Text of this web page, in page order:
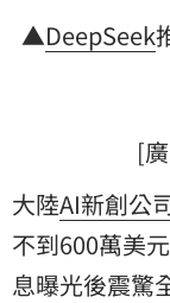
▲DeepSeek
[
大陸AI新創公
不到600萬美
息曝光後震驚